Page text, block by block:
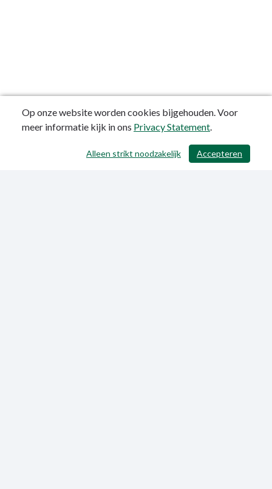
/ 645
Op onze website worden cookies bijgehouden. Voor
meer informatie kijk in ons Privacy Statement.
Accepteren
Alleen strikt noodzakelijk